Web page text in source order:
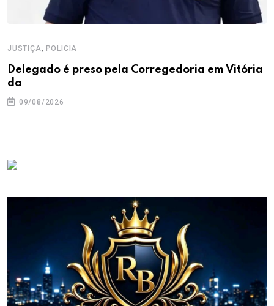
JUSTIÇA, POLICIA
Delegado é preso pela Corregedoria em Vitória
da
09/08/2026